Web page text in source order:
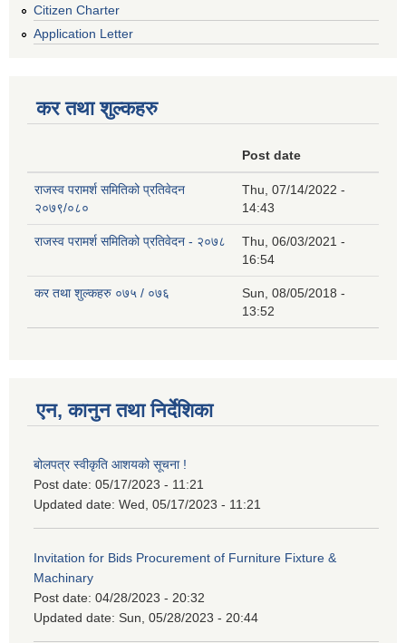
Citizen Charter
Application Letter
कर तथा शुल्कहरु
Post date
राजस्व परामर्श समितिको प्रतिवेदन
२०७९/०८०
Thu, 07/14/2022 -
14:43
राजस्व परामर्श समितिको प्रतिवेदन - २०७८
Thu, 06/03/2021 -
16:54
कर तथा शुल्कहरु ०७५ / ०७६
Sun, 08/05/2018 -
13:52
एन, कानुन तथा निर्देशिका
बोलपत्र स्वीकृति आशयको सूचना !
Post date: 05/17/2023 - 11:21
Updated date: Wed, 05/17/2023 - 11:21
Invitation for Bids Procurement of Furniture Fixture &
Machinary
Post date: 04/28/2023 - 20:32
Updated date: Sun, 05/28/2023 - 20:44